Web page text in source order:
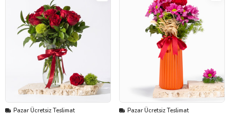
Pazar Ücretsiz Teslimat Pazar Ücretsiz Teslimat